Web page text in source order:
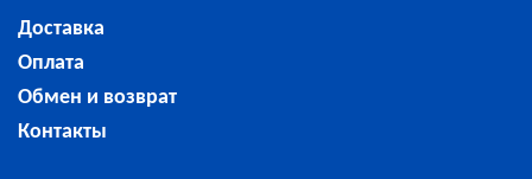
Доставка
Оплата
Обмен и возврат
Контакты